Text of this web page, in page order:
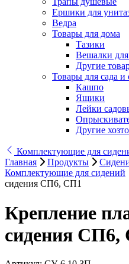
Ершики для
Ведра
Товары для дома
Тазики
Вешалки
Другие
Товары для сада и
Кашпо
Ящики
Лейки
Другие
Комплектующие для
Главная
Продукты
Комплектующие для сидений
сидения СП6, СП1
Крепление
сидения СП6,